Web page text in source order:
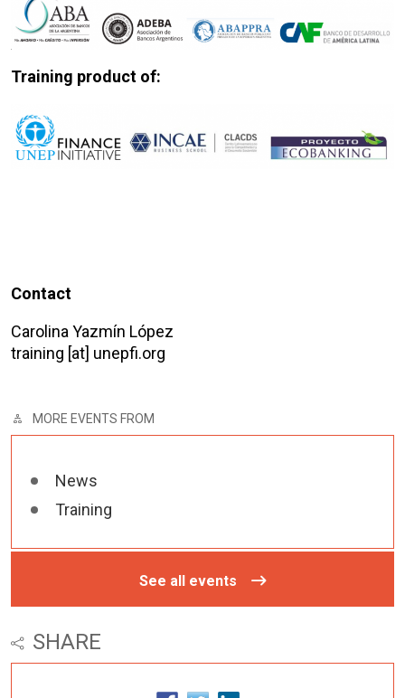
Training product of:
Contact
Carolina Yazmín López
training [at] unepfi.org
MORE EVENTS FROM
News
Training
See all events
SHARE